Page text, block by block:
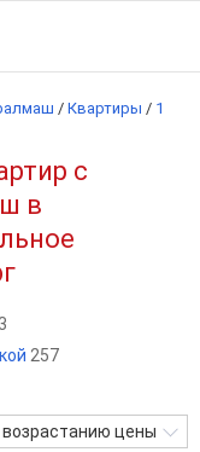
/ Квартиры / 1
с
в
257
возрастанию цены